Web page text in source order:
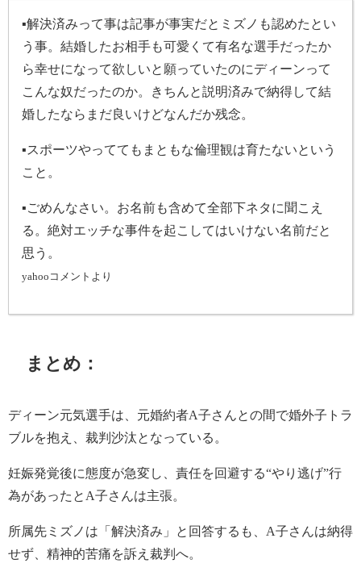
▪解決済みって事は記事が事実だとミズノも認めたとい
う事。結婚したお相手も可愛くて有名な選手だったか
ら幸せになって欲しいと願っていたのにディーンって
こんな奴だったのか。きちんと説明済みで納得して結
婚したならまだ良いけどなんだか残念。
▪スポーツやっててもまともな倫理観は育たないという
こと。
▪ごめんなさい。お名前も含めて全部下ネタに聞こえ
る。絶対エッチな事件を起こしてはいけない名前だと
思う。
yahooコメントより
まとめ：
ディーン元気選手は、元婚約者A子さんとの間で婚外子トラ
ブルを抱え、裁判沙汰となっている。
妊娠発覚後に態度が急変し、責任を回避する“やり逃げ”行
為があったとA子さんは主張。
所属先ミズノは「解決済み」と回答するも、A子さんは納得
せず、精神的苦痛を訴え裁判へ。